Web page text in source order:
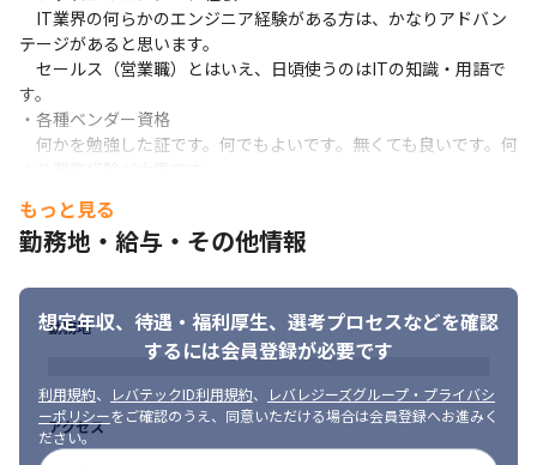
当社は親会社を持たず、単独で事業を行う独立系SIerです。
そのため特定のベンダーやメーカーに縛られることなく、さまざ
まな商材を扱うことができます。
お客様の要望に応じて、多種多様な製品と、自社の技術を組み合
わせて最適解をプランニング。
自由度の高い提案ができます。
プライム案件が多く、エンドユーザーと直接取引を行っていま
す。
そのためプロジェクトの最上流である顧客折衝の業務を経験でき
ます。
2次請け、3次請け…と多重構造のIT業界で顧客折衝のスキルを磨
けるのは魅力のひとつです。
また大手企業との取引が多く、規模が大きなプロジェクトに関わ
るチャンスに恵まれています。
数千万円～数億円もの予算を投じるプロジェクトを推し進める、
そんなスケールの大きな仕事を経験することができます。
IT業界の何らかのエンジニア経験がある方は、かなりアドバン
テージがあると思います。
セールス（営業職）とはいえ、日頃使うのはITの知識・用語で
す。
・各種ベンダー資格
何かを勉強した証です。何でもよいです。無くても良いです。何
■求める人物像
知らないことにワクワクできる方。
敵だと思います。
当社の案件は1つ1つ内容が違います。ベテランでも「うーむ」と
なる時があります。
「それをやり遂げた時はたまらなく嬉しいんだよね」とニヤっと
笑える、
そんな「オタク集団」へぜひ！
もっと見る
勤務地・給与・その他情報
想定年収、待遇・福利厚生、 選考プロセスなどを確認
するには会員登録が必要です
利用規約、 レバテックID利用規約、
レバレジーズグループ・プライバシ
ーポリシーをご確認のうえ、同意いただける場合は会員登録へお進みく
ださい。
勤務地
アクセス